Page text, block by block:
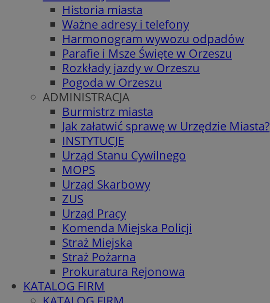
Historia miasta
Ważne adresy i telefony
Harmonogram wywozu odpadów
Parafie i Msze Święte w Orzeszu
Rozkłady jazdy w Orzeszu
Pogoda w Orzeszu
ADMINISTRACJA
Burmistrz miasta
Jak załatwić sprawę w Urzędzie Miasta?
INSTYTUCJE
Urząd Stanu Cywilnego
MOPS
Urząd Skarbowy
ZUS
Urząd Pracy
Komenda Miejska Policji
Straż Miejska
Straż Pożarna
Prokuratura Rejonowa
KATALOG FIRM